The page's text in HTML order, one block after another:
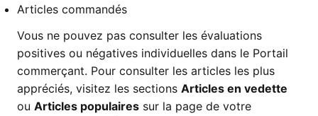
Articles commandés
Vous ne pouvez pas consulter les évaluations
positives ou négatives individuelles dans le Portail
commerçant. Pour consulter les articles les plus
appréciés, visitez les sections Articles en vedette
ou Articles populaires sur la page de votre